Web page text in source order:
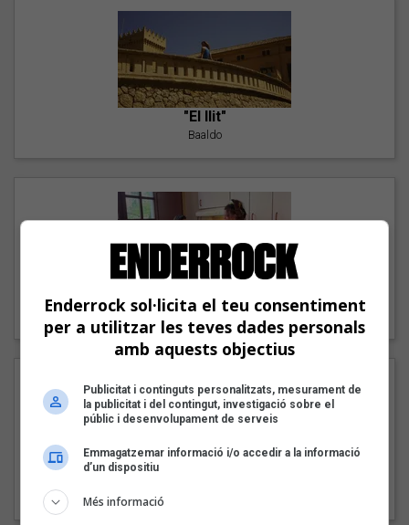
"El llit"
Baaldo
"Lo bueno y lo malo"
Carmen y María
Pep Álvarez amb Joan Muntaner (Xanguito)
Enderrock sol·licita el teu consentiment
per a utilitzar les teves dades personals
amb aquests objectius
Publicitat i continguts personalitzats, mesurament de
la publicitat i del contingut, investigació sobre el
públic i desenvolupament de serveis
Emmagatzemar informació i/o accedir a la informació
d’un dispositiu
Més informació